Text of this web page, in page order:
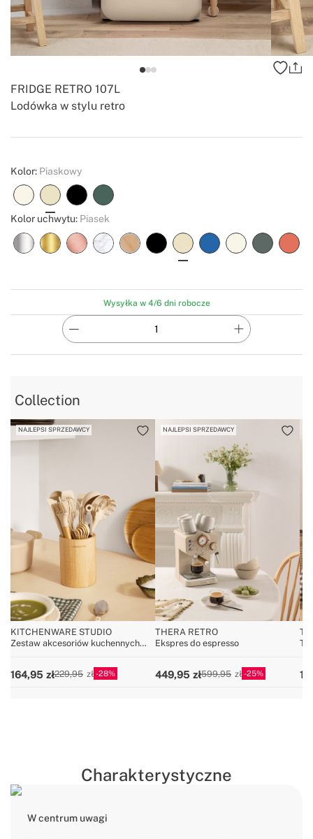
Lodówka w stylu retro
FRIDGE RETRO 107L
Create
Kolor: Piaskowy
Kolor uchwytu: Piasek
Wysyłka w 4/6 dni robocze
Collection
NAJLEPSI SPRZEDAWCY
KITCHENWARE STUDIO
Zestaw akcesoriów kuchennych
164,95 229,95 28
NAJLEPSI SPRZEDAWCY
THERA RETRO
Ekspres do espresso
449,95 599,95 25
Charakterystyczne
W centrum uwagi